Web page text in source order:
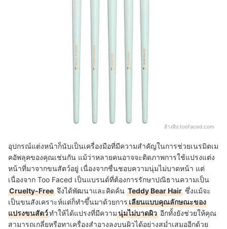
อ้างอิง:toofaced.com
อุปกรณ์แต่งหน้าก็นับเป็นเครื่องมือที่มีความสำคัญในการช่วยเนรมิตเม
คอัพลุคของคุณเช่นกัน แม้ว่าหลายคนอาจจะติดภาพการใช้แปรงแต่ง
หน้าที่มาจากขนสัตว์อยู่ เนื่องจากชื่นชอบความนุ่มไม่บาดหน้า แต่
เนื่องจาก Too Faced เป็นแบรนด์ที่ต้องการรักษาปณิธานความเป็น
Cruelty-Free จึงได้พัฒนาและคิดค้น Teddy Bear Hair ซึ่งแม้จะ
เป็นขนสังเคราะห์แต่ก็ทำขึ้นมาด้วยการเลียนแบบคุณลักษณะของ
แปรงขนสัตว์ทำให้ได้แปรงที่มีความนุ่มไม่บาดผิว อีกทั้งยังช่วยให้คุณ
สามารถเกลี่ยหรือทาเครื่องสำอางลงบนผิวได้อย่างสม่ำเสมออีกด้วย